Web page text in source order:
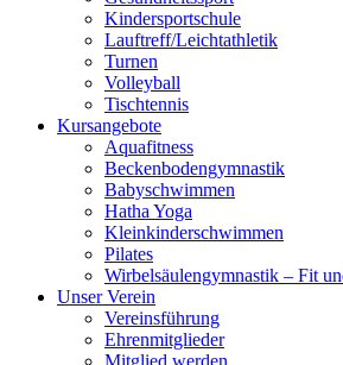
Kindersportschule
Lauftreff/Leichtathletik
Turnen
Volleyball
Tischtennis
Kursangebote
Aquafitness
Beckenbodengymnastik
Babyschwimmen
Hatha Yoga
Kleinkinderschwimmen
Pilates
Wirbelsäulengymnastik – Fit
Unser Verein
Vereinsführung
Ehrenmitglieder
Mitglied werden